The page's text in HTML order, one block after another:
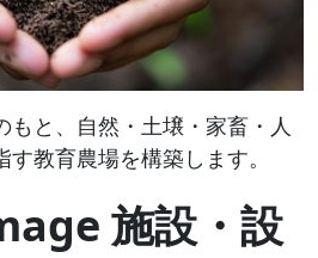
もと、自然・土壌・家畜・人
教育農場を構築します。
施設・設